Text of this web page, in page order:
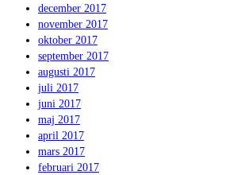
december 2017
november 2017
oktober 2017
september 2017
augusti 2017
juli 2017
juni 2017
maj 2017
april 2017
mars 2017
februari 2017